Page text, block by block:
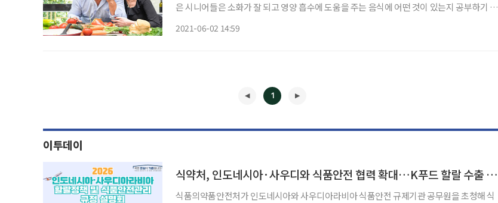
은 시니어들은 소화가 잘 되고 영양 흡수에 도움을 주는 음식에 어떤 것이 있는지 공부하기 바
2021-06-02 14:59
◀
1
▶
이투데이
식약처, 인도네시아·사우디와 식품안전 협력 확대…K푸드 할랄 수출 지원
식품의약품안전처가 인도네시아와 사우디아라비아 식품안전 규제기관 공무원을 초청해 식